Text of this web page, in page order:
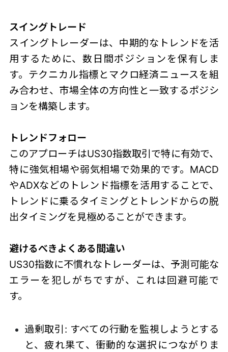
スイングトレード
スイングトレーダーは、中期的なトレンドを活
用するために、数日間ポジションを保有しま
す。テクニカル指標とマクロ経済ニュースを組
み合わせ、市場全体の方向性と一致するポジシ
ョンを構築します。
トレンドフォロー
このアプローチはUS30指数取引で特に有効で、
特に強気相場や弱気相場で効果的です。MACD
やADXなどのトレンド指標を活用することで、
トレンドに乗るタイミングとトレンドからの脱
出タイミングを見極めることができます。
避けるべきよくある間違い
US30指数に不慣れなトレーダーは、予測可能な
エラーを犯しがちですが、これは回避可能で
す。
過剰取引: すべての行動を監視しようとする
と、疲れ果て、衝動的な選択につながりま